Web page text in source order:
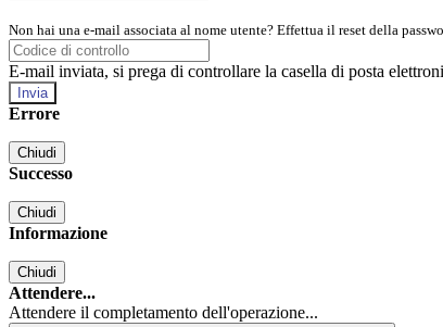
Non hai una e-mail associata al nome utente? Effettua il reset della
E-mail inviata, si prega di controllare la casella di posta
Errore
Chiudi
Successo
Chiudi
Informazione
Chiudi
Attendere...
Attendere il completamento dell'operazione...